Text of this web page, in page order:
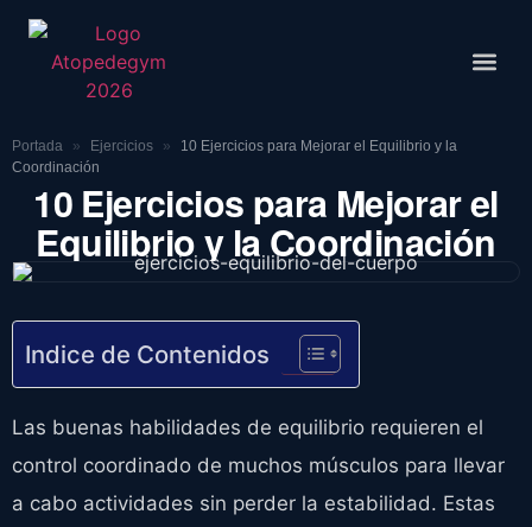
Portada » Ejercicios »
10 Ejercicios para Mejorar el Equilibrio y la
Coordinación
10 Ejercicios para Mejorar el
Equilibrio y la Coordinación
Indice de Contenidos
Las buenas habilidades de equilibrio requieren el
control coordinado de muchos músculos para llevar
a cabo actividades sin perder la estabilidad. Estas